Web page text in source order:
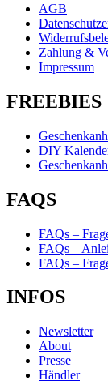
AGB
Zahlung &
Impressum
FREEBIES
DIY
FAQS
FAQs –
FAQs –
FAQs –
INFOS
Newsletter
About
Presse
Händler